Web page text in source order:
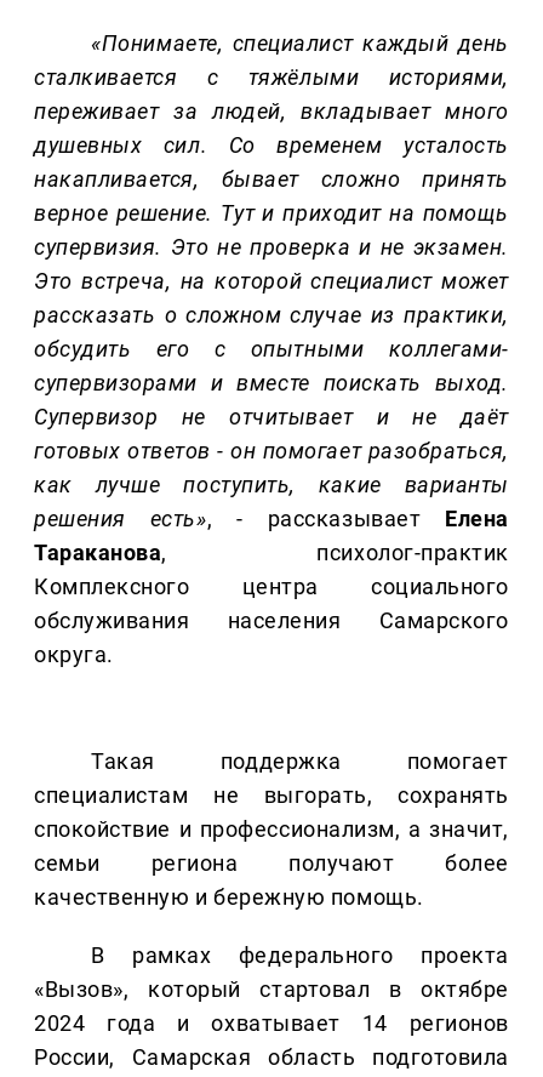
«Понимаете, специалист каждый день
сталкивается с тяжёлыми историями,
переживает за людей, вкладывает много
душевных сил. Со временем усталость
накапливается, бывает сложно принять
верное решение. Тут и приходит на помощь
супервизия. Это не проверка и не экзамен.
Это встреча, на которой специалист может
рассказать о сложном случае из практики,
обсудить его с опытными коллегами-
супервизорами и вместе поискать выход.
Супервизор не отчитывает и не даёт
готовых ответов - он помогает разобраться,
как лучше поступить, какие варианты
решения есть», - рассказывает Елена
Тараканова, психолог-практик
Комплексного центра социального
обслуживания населения Самарского
округа.
Такая поддержка помогает
специалистам не выгорать, сохранять
спокойствие и профессионализм, а значит,
семьи региона получают более
качественную и бережную помощь.
В рамках федерального проекта
«Вызов», который стартовал в октябре
2024 года и охватывает 14 регионов
России, Самарская область подготовила